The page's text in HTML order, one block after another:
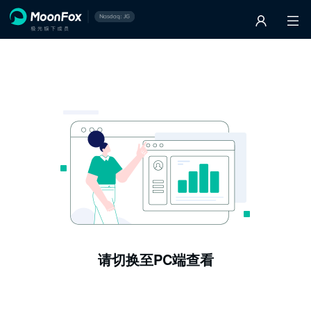
请切换至PC端查看